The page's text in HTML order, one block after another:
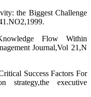
Flow Within
Journal,Vol 21,N
Success Factors For
strategy,the executive